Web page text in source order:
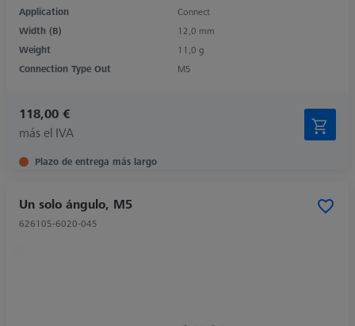
Application
Connect
Width (B)
12,0 mm
Weight
11,0 g
Connection Type Out
M5
118,00 €
más el IVA
Plazo de entrega más largo
Un solo ángulo, M5
626105-6020-045